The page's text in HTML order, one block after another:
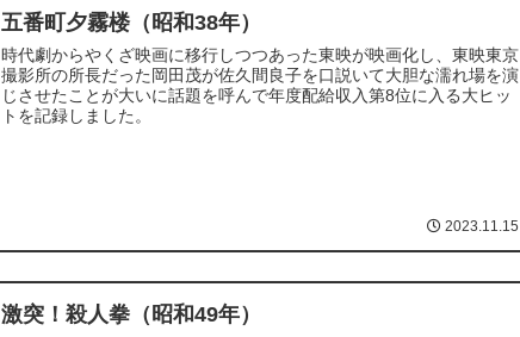
五番町夕霧楼（昭和38年）
時代劇からやくざ映画に移行しつつあった東映が映画化し、東映東京
撮影所の所長だった岡田茂が佐久間良子を口説いて大胆な濡れ場を演
じさせたことが大いに話題を呼んで年度配給収入第8位に入る大ヒッ
トを記録しました。
2023.11.15
激突！殺人拳（昭和49年）